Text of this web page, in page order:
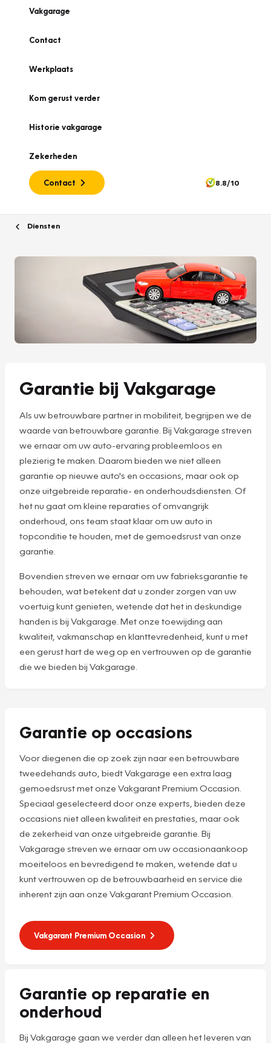
Vakgarage
Contact
Werkplaats
Kom gerust verder
Historie vakgarage
Zekerheden
Contact 8.8/10
Diensten
Garantie bij Vakgarage
Als uw betrouwbare partner in mobiliteit, begrijpen we de
waarde van betrouwbare garantie. Bij Vakgarage streven
we ernaar om uw auto-ervaring probleemloos en
plezierig te maken. Daarom bieden we niet alleen
garantie op nieuwe auto's en occasions, maar ook op
onze uitgebreide reparatie- en onderhoudsdiensten. Of
het nu gaat om kleine reparaties of omvangrijk
onderhoud, ons team staat klaar om uw auto in
topconditie te houden, met de gemoedsrust van onze
garantie.
Bovendien streven we ernaar om uw fabrieksgarantie te
behouden, wat betekent dat u zonder zorgen van uw
voertuig kunt genieten, wetende dat het in deskundige
handen is bij Vakgarage. Met onze toewijding aan
kwaliteit, vakmanschap en klanttevredenheid, kunt u met
een gerust hart de weg op en vertrouwen op de garantie
die we bieden bij Vakgarage.
Garantie op occasions
Voor diegenen die op zoek zijn naar een betrouwbare
tweedehands auto, biedt Vakgarage een extra laag
gemoedsrust met onze Vakgarant Premium Occasion.
Speciaal geselecteerd door onze experts, bieden deze
occasions niet alleen kwaliteit en prestaties, maar ook
de zekerheid van onze uitgebreide garantie. Bij
Vakgarage streven we ernaar om uw occasionaankoop
moeiteloos en bevredigend te maken, wetende dat u
kunt vertrouwen op de betrouwbaarheid en service die
inherent zijn aan onze Vakgarant Premium Occasion.
Vakgarant Premium Occasion
Garantie op reparatie en
onderhoud
Bij Vakgarage gaan we verder dan alleen het leveren van